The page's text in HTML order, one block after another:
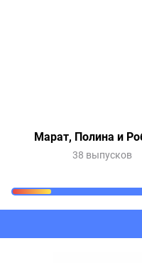
Марат, Полина и
38 выпусков